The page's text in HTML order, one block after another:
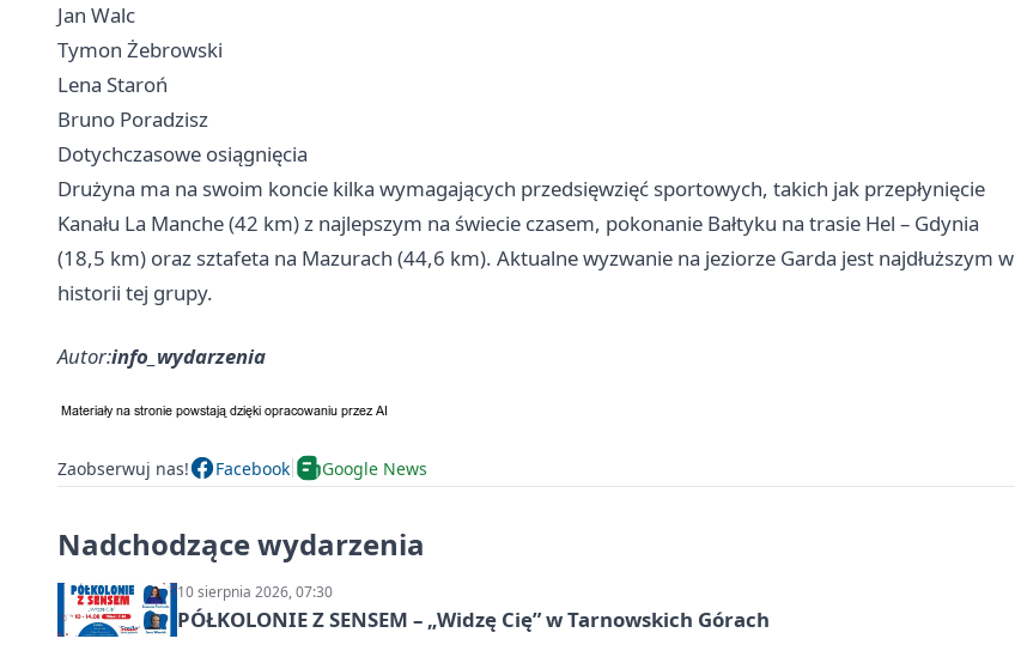
Jan Walc
Tymon Żebrowski
Lena Staroń
Bruno Poradzisz
Dotychczasowe osiągnięcia
Drużyna ma na swoim koncie kilka wymagających przedsięwzięć sportowych, takich jak przepłynięcie
Kanału La Manche (42 km) z najlepszym na świecie czasem, pokonanie Bałtyku na trasie Hel – Gdynia
(18,5 km) oraz sztafeta na Mazurach (44,6 km). Aktualne wyzwanie na jeziorze Garda jest najdłuższym w
historii tej grupy.
Autor:info_wydarzenia
Zaobserwuj nas! Facebook Google News
Nadchodzące wydarzenia
10 sierpnia 2026, 07:30
PÓŁKOLONIE Z SENSEM – „Widzę Cię” w Tarnowskich Górach